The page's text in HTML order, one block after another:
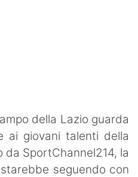
della Lazio guarda
ai giovani talenti della
SportChannel214, la
seguendo con